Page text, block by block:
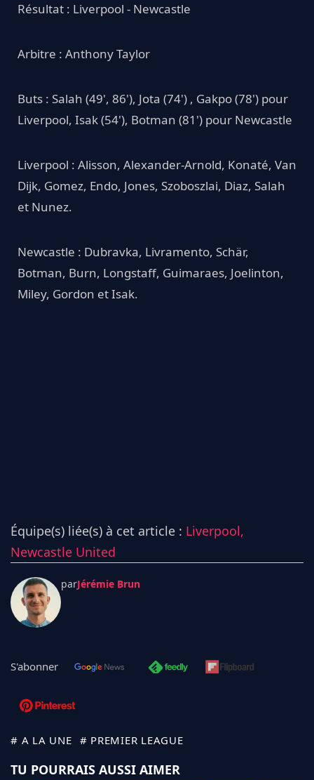
Résultat : Liverpool - Newcastle
Arbitre : Anthony Taylor
Buts : Salah (49', 86'), Jota (74') , Gakpo (78') pour
Liverpool, Isak (54'), Botman (81') pour Newcastle
Liverpool : Alisson, Alexander-Arnold, Konaté, Van
Dijk, Gomez, Endo, Jones, Szoboszlai, Diaz, Salah
et Nunez.
Newcastle : Dubravka, Livramento, Schär,
Botman, Burn, Longstaff, Guimaraes, Joelinton,
Miley, Gordon et Isak.
Équipe(s) liée(s) à cet article : Liverpool,
Newcastle United
parJérémie Brun
S'abonner
# A LA UNE # PREMIER LEAGUE
TU POURRAIS AUSSI AIMER